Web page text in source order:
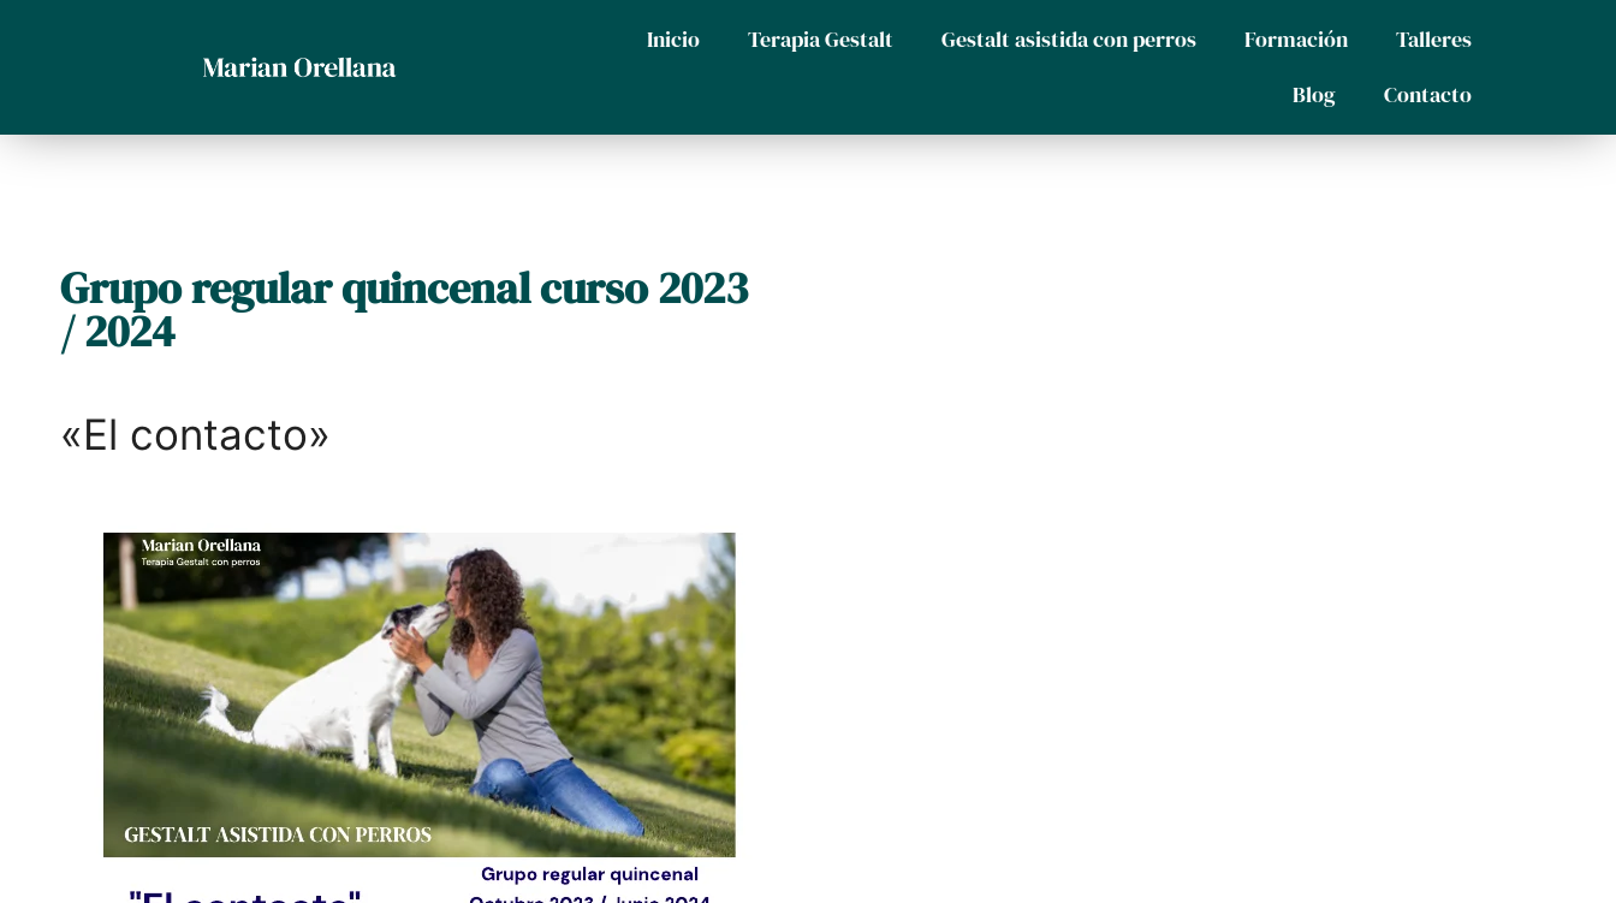
Inicio Terapia Gestalt Gestalt asistida con perros Formación
Talleres
Blog
Contacto
Grupo regular quincenal curso 2023
/ 2024
«El contacto»